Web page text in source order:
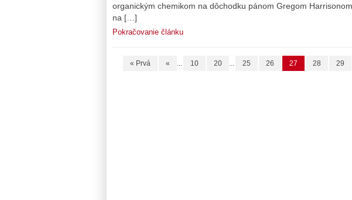
organickým chemikom na dôchodku pánom Gregom
na […]
Pokračovanie článku
« Prvá « ... 10 20 ... 25 26 27 28 29